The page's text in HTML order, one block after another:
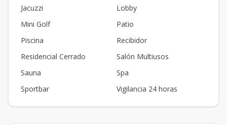
Jacuzzi
Lobby
Mini Golf
Patio
Piscina
Recibidor
Residencial Cerrado
Salón Multiusos
Sauna
Spa
Sportbar
Vigilancia 24 horas